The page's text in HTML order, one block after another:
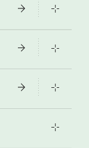
ア
リンネル旅ガイ